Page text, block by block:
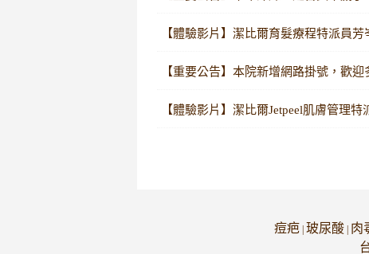
【體驗影片】潔比爾育髮療程特派員芳
【重要公告】本院新增網路掛號，歡迎
【體驗影片】潔比爾Jetpeel肌膚管理特
痘疤 玻尿酸 肉